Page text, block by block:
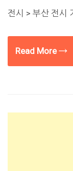
전시 > 부산 전
Read More →